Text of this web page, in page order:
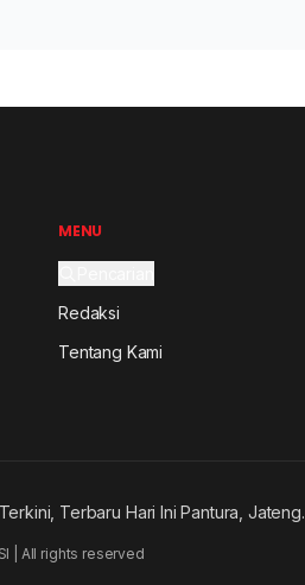
MENU
Redaksi
Tentang Kami
Terbaru Hari Ini Pantura, Jateng.
| All rights reserved